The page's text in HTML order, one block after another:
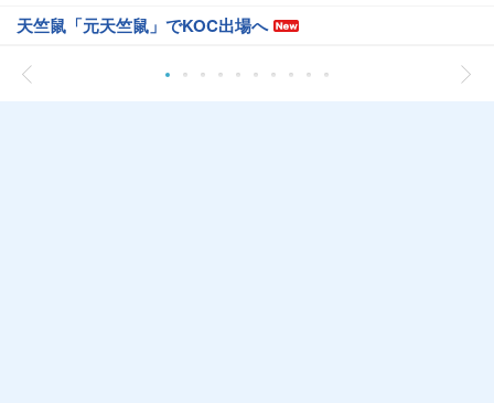
天竺鼠「元天竺鼠」でKOC出場へ